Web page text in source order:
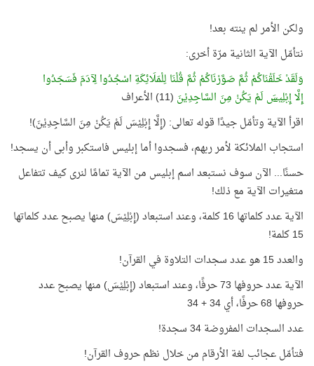
ولكن الأمر لم ينته بعد!
نتأمّل الآية الثانية مرّة أخرى:
وَلَقَدْ خَلَقْنَاكُمْ ثُمَّ صَوَّرْنَاكُمْ ثُمَّ قُلْنَا لِلْمَلَائِكَةِ اسْجُدُوا لِآدَمَ فَسَجَدُوا
إِلَّاإِبْلِيسَلَمْ يَكُنْ مِنَ السَّاجِدِيْنَ (11) الأعراف
اقرأ الآية وتأمّل جيدًا قوله تعالى: (إِلَّا إِبْلِيْسَ لَمْ يَكُنْ مِنَ السَّاجِدِيْنَ)!
استجاب الملائكة لأمر ربهم، فسجدوا أما إبليس فاستكبر وأبى أن يسجد!
حسنًا... الآن سوف نستبعد اسم إبليس من الآية تمامًا لنرى كيف تتفاعل
متغيرات الآية مع ذلك!
الآية عدد كلماتها 16 كلمة، وعند استبعاد (إِبْلِيْسَ) منها يصبح عدد كلماتها
15 كلمة!
والعدد 15 هو عدد سجدات التلاوة في القرآن!
الآية عدد حروفها 73 حرفًا، وعند استبعاد (إِبْلِيْسَ) منها يصبح عدد
حروفها 68 حرفًا، أي 34 + 34
عدد السجدات المفروضة 34 سجدة!
فتأمّل عجائب لغة الأرقام من خلال نظم حروف القرآن!